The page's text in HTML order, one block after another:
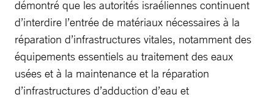
démontré que les autorités israéliennes continuent
d’interdire l’entrée de matériaux nécessaires à la
réparation d’infrastructures vitales, notamment des
équipements essentiels au traitement des eaux
usées et à la maintenance et la réparation
d’infrastructures d’adduction d’eau et